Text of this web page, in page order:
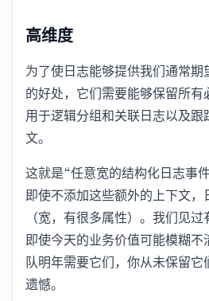
高维度
为了使日志能够提供我们通常
的好处，它们需要能够保留所
用于逻辑分组和关联日志以及
文。
这就是“任意宽的结构化日志事
即使不添加这些额外的上下文
（宽，有很多属性）。我们见过
即使今天的业务价值可能模糊
队明年需要它们，你从未保留
遗憾。